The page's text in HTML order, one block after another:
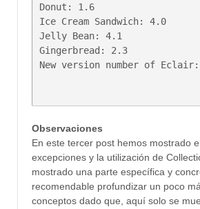
Donut: 1.6
Ice Cream Sandwich: 4.0
Jelly Bean: 4.1
Gingerbread: 2.3
New version number of
Observaciones
En este tercer post hemos mostrado
excepciones y la utilización de
mostrado una parte específica y
recomendable profundizar un poco
conceptos dado que, aquí solo se